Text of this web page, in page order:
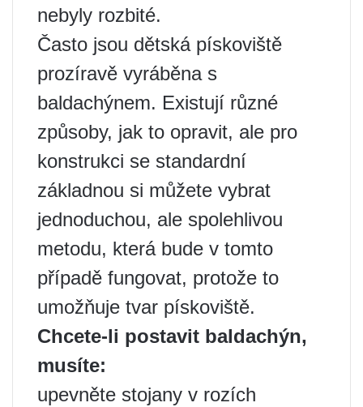
nebyly rozbité.
Často jsou dětská pískoviště
prozíravě vyráběna s
baldachýnem. Existují různé
způsoby, jak to opravit, ale pro
konstrukci se standardní
základnou si můžete vybrat
jednoduchou, ale spolehlivou
metodu, která bude v tomto
případě fungovat, protože to
umožňuje tvar pískoviště.
Chcete-li postavit baldachýn,
musíte:
upevněte stojany v rozích